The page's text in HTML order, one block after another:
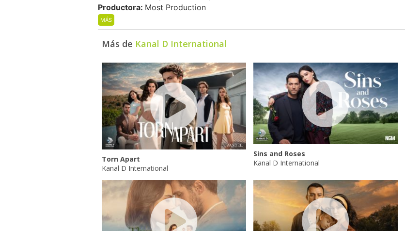
Productora: Most Production
MÁS
Más de Kanal D International
Torn Apart
Kanal D International
Sins and Roses
Kanal D International